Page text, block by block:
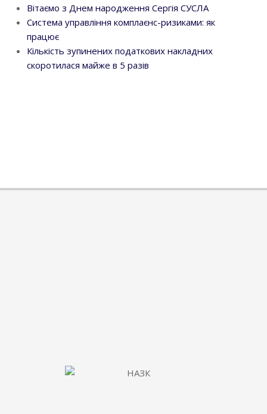
Вітаємо з Днем народження Сергія СУСЛА
Система управління комплаєнс-ризиками: як
працює
Кількість зупинених податкових накладних
скоротилася майже в 5 разів